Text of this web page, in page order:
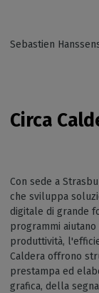
Sebastien
Circa
Con sede a
che sviluppa
digitale di grande
programmi
produttività,
Caldera offrono
prestampa ed
grafica, della